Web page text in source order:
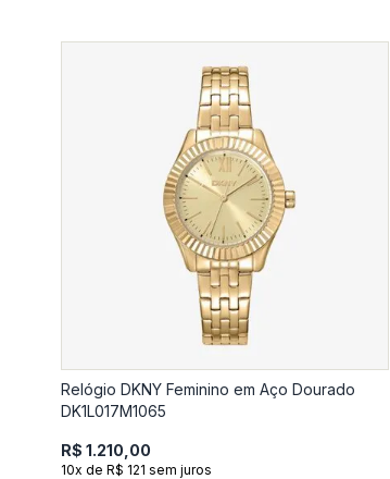
Relógio DKNY Feminino em Aço Dourado
DK1L017M1065
R$ 1.210,00
10x de R$ 121 sem juros